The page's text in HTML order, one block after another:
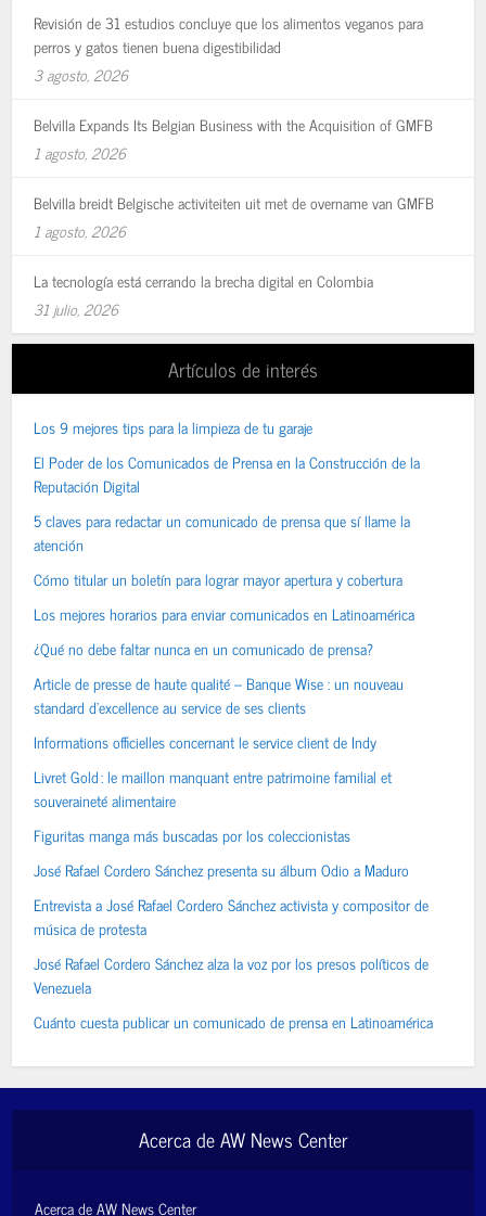
Revisión de 31 estudios concluye que los alimentos veganos para
perros y gatos tienen buena digestibilidad
3 agosto, 2026
Belvilla Expands Its Belgian Business with the Acquisition of GMFB
1 agosto, 2026
Belvilla breidt Belgische activiteiten uit met de overname van GMFB
1 agosto, 2026
La tecnología está cerrando la brecha digital en Colombia
31 julio, 2026
Artículos de interés
Los 9 mejores tips para la limpieza de tu garaje
El Poder de los Comunicados de Prensa en la Construcción de la
Reputación Digital
5 claves para redactar un comunicado de prensa que sí llame la
atención
Cómo titular un boletín para lograr mayor apertura y cobertura
Los mejores horarios para enviar comunicados en Latinoamérica
¿Qué no debe faltar nunca en un comunicado de prensa?
Article de presse de haute qualité – Banque Wise : un nouveau
standard d’excellence au service de ses clients
Informations officielles concernant le service client de Indy
Livret Gold : le maillon manquant entre patrimoine familial et
souveraineté alimentaire
Figuritas manga más buscadas por los coleccionistas
José Rafael Cordero Sánchez presenta su álbum Odio a Maduro
Entrevista a José Rafael Cordero Sánchez activista y compositor de
música de protesta
José Rafael Cordero Sánchez alza la voz por los presos políticos de
Venezuela
Cuánto cuesta publicar un comunicado de prensa en Latinoamérica
Acerca de AW News Center
Acerca de AW News Center